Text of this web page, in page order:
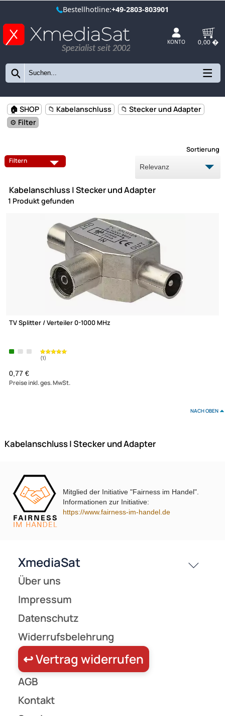
Bestellhotline:+49-2803-803901
Spezialist seit 2002
🏠 SHOP
ANSCHLUSSKABEL ANTENNENDOSEN
ANTENNENKABEL STECKER UND ADAPTER
1 Produkt gefunden
TV Splitter / Verteiler 0-1000 MHz
(1)
Kabelanschluss | Stecker und Adapter
Mitglied der Initiative "Fairness im Handel".
Informationen zur Initiative:
https://www.fairness-im-handel.de
XmediaSat
Über uns
↩ Vertrag widerrufen
Service
Preisliste
Versandkosten
Partner
Unsere Leistungen